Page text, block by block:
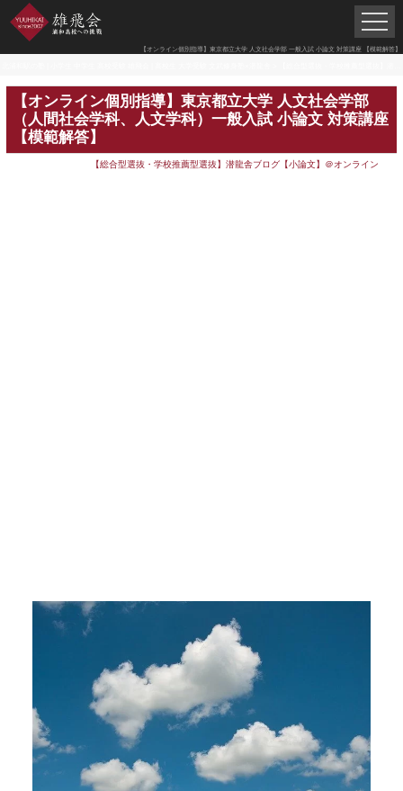
【オンライン個別指導】東京都立大学 人文社会学部 一般入試 小論文 対策講座 【模範解答】
【オンライン個別指導】東京都立大学 人文社会学部
（人間社会学科、人文学科）一般入試 小論文 対策講座
【模範解答】
【総合型選抜・学校推薦型選抜】潜龍舎ブログ【小論文】＠オンライン